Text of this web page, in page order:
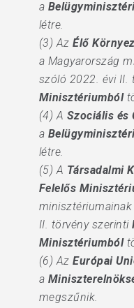
a
létre.
(3) AzÉlő
a Magyarország
szóló 2022. évi
Minisztériumból
(4) A Szociális és
a
létre.
(5) A Társadalmi
Felelős
II. törvény szerinti
Minisztériumból
(6) AzEurópai
a
megszűnik.